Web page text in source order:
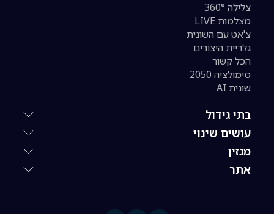
צלילה 360°
מצלמות LIVE
צ'אט עם השונית
גלריית היצורים
הכל קשור
סימולציה 2050
שונית AI
בתי גידול
עושים שינוי
מגזין
אתר